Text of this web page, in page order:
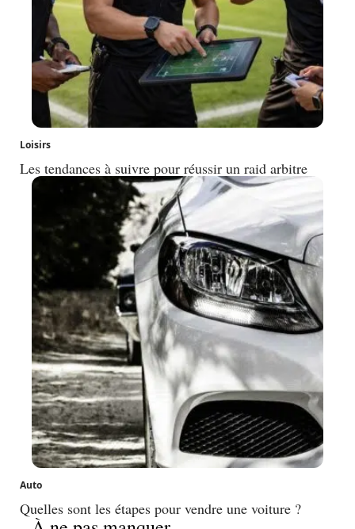
Loisirs
Les tendances à suivre pour réussir un raid arbitre
Auto
Quelles sont les étapes pour vendre une voiture ?